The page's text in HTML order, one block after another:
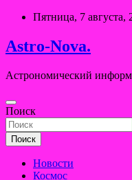
Перейти
содержимому
Пятница, 7 августа,
Astro-Nova.
Астрономический
Поиск
Поиск
Новости
Космос